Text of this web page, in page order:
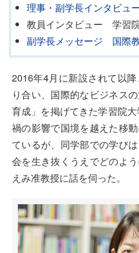
理事・副学長インタビュ
教員インタビュー 学習
副学長メッセージ 国際
2016年4月に新設されて以
り合い、国際的なビジネス
育成」を掲げてきた学習院
禍の影響で国境を越えた移
ているが、同学部での学び
会を生き抜くうえでどのよ
えみ准教授に話を伺った。